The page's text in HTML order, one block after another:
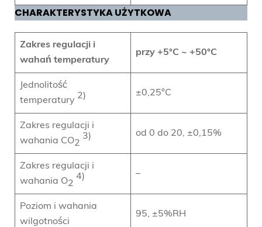
CHARAKTERYSTYKA UŻYTKOWA
Zakres regulacji i
wahań temperatury
przy +5°C ~ +50°C
Jednolitość
temperatury 2) ±0,25°C
Zakres regulacji i
wahania CO2
3) od 0 do 20, ±0,15%
Zakres regulacji i
wahania O2
4) –
Poziom i wahania
wilgotności
95, ±5%RH